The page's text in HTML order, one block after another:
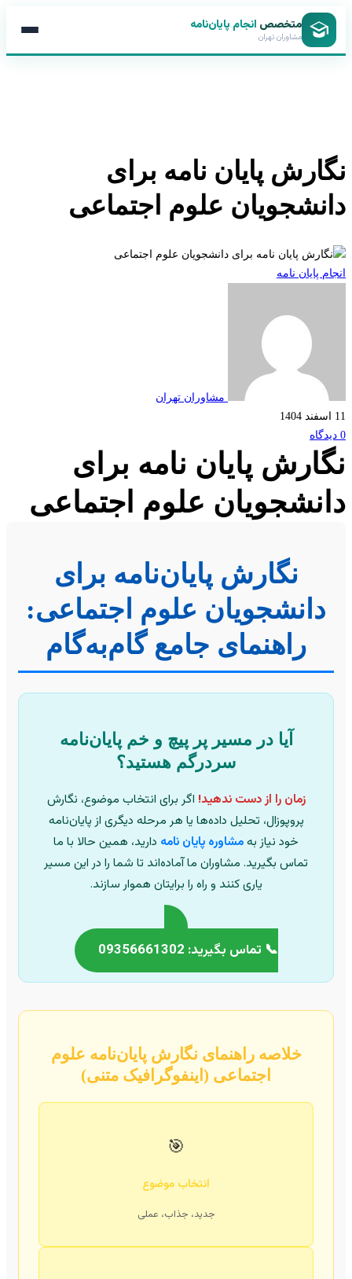
متخصصانجام پایان‌نامه
مشاوران تهران
پایان نامه برای
علوم اجتماعی
پایان نامه
مشاوران تهران
پایان نامه برای
علوم اجتماعی
نگارش پایان‌نامه برای
دانشجویان علوم اجتماعی:
راهنمای جامع گام‌به‌گام
آیا در مسیر پر پیچ و خم پایان‌نامه
سردرگم هستید؟
زمان را از دست ندهید!اگر برای انتخاب موضوع، نگارش
پروپوزال، تحلیل داده‌ها یا هر مرحله دیگری از پایان‌نامه
خود نیاز بهمشاوره پایان نامهدارید، همین حالا با ما
تماس بگیرید. مشاوران ما آماده‌اند تا شما را در این مسیر
یاری کنند و راه را برایتان هموار سازند.
📞 تماس بگیرید: 09356661302
خلاصه راهنمای نگارش پایان‌نامه علوم
اجتماعی (اینفوگرافیک متنی)
انتخاب موضوع
جدید، جذاب، عملی